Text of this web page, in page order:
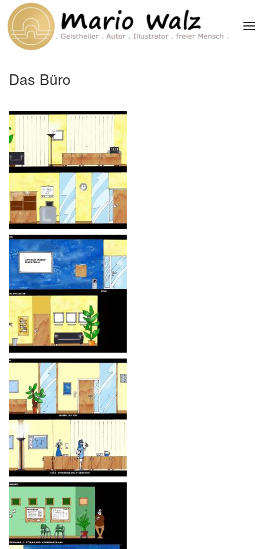
Zum Hauptinhalt springen
Das Büro